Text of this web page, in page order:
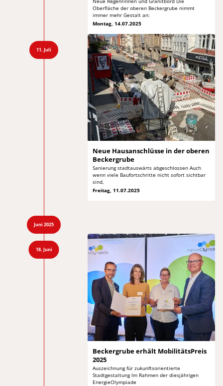
Oberfläche der oberen Beckergrube nimmt
immer mehr Gestalt an:
Montag, 14.07.2025
11. Juli
Neue Hausanschlüsse in der oberen
Beckergrube
Sanierung stadtauswärts abgeschlossen Auch
wenn viele Baufortschritte nicht sofort sichtbar
sind,
Freitag, 11.07.2025
Juni 2025
18. Juni
Beckergrube erhält MobilitätsPreis
2025
Auszeichnung für zukunftsorientierte
Stadtgestaltung Im Rahmen der diesjährigen
EnergieOlympiade